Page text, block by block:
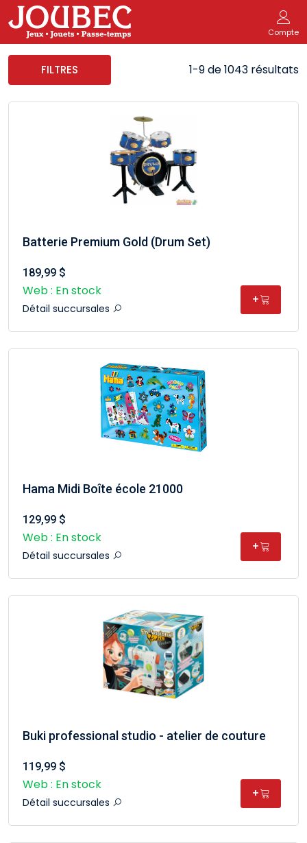
Compte
FILTRES 1-9 de 1043 résultats
Batterie Premium Gold (Drum Set)
189,99 $
Web : En stock
Détail succursales
+
Hama Midi Boîte école 21000
129,99 $
Web : En stock
Détail succursales
+
Buki professional studio - atelier de couture
119,99 $
Web : En stock
Détail succursales
+